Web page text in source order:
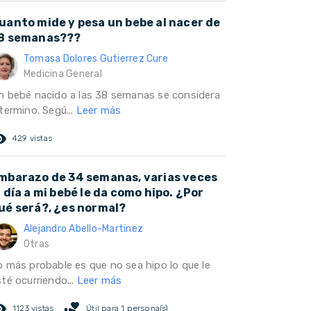
mide y pesa un bebe al nacer de
semanas???
Tomasa Dolores Gutierrez Cure
Medicina General
bebé nacido a las 38 semanas se considera
Segú... Leer más
429 vistas
de 34 semanas, varias veces
día a mi bebé le da como hipo. ¿Por
será?, ¿es normal?
Alejandro Abello-Martinez
Otras
más probable es que no sea hipo lo que le
ocurriendo... Leer más
1123 vistas Útil para 1 persona(s)